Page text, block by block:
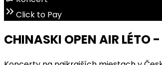
Click to Pay
CHINASKI OPEN AIR